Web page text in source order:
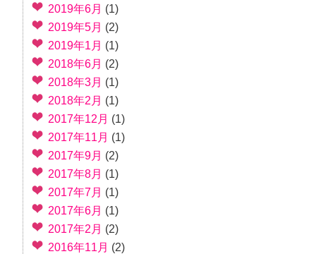
2019年6月 (1)
2019年5月 (2)
2019年1月 (1)
2018年6月 (2)
2018年3月 (1)
2018年2月 (1)
2017年12月 (1)
2017年11月 (1)
2017年9月 (2)
2017年8月 (1)
2017年7月 (1)
2017年6月 (1)
2017年2月 (2)
2016年11月 (2)